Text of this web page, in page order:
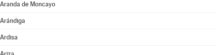
Aranda de Moncayo
Arándiga
Ardisa